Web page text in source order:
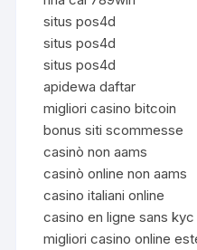
situs pos4d
situs pos4d
situs pos4d
apidewa daftar
migliori casino bitcoin
bonus siti scommesse
casinò non aams
casinò online non aams
casino italiani online
casino en ligne sans kyc
migliori casino online